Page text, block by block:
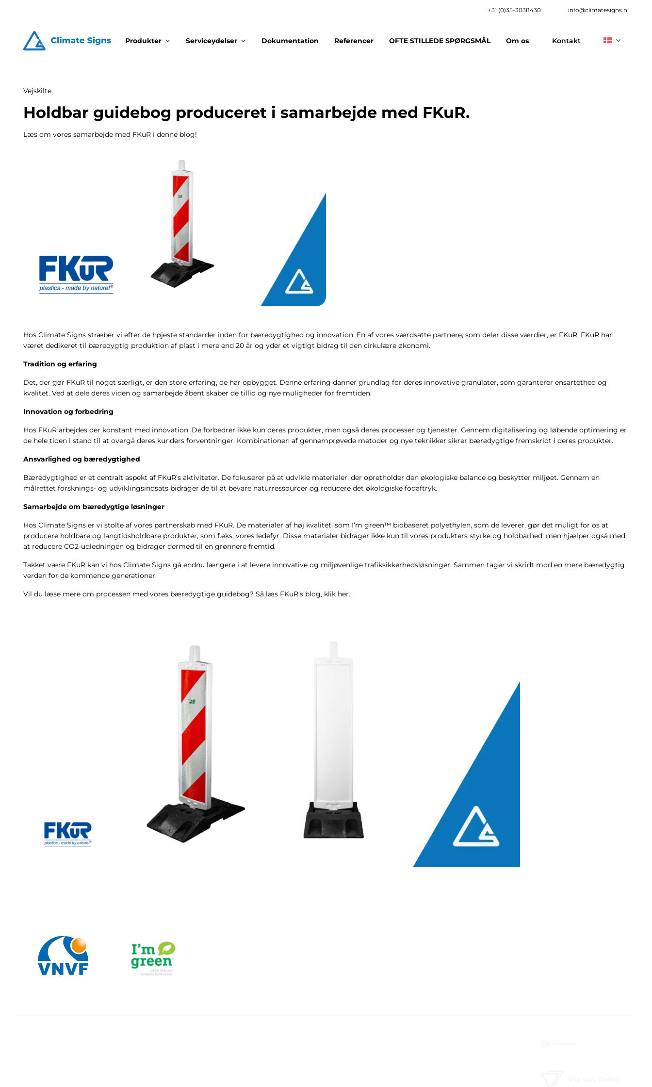
+31 (0)35-3038430 info@climatesigns.nl
Produkter Serviceydelser Dokumentation Referencer OFTE STILLEDE SPØRGSMÅL Om os Kontakt
Vejskilte
Holdbar guidebog produceret i samarbejde med FKuR.
Læs om vores samarbejde med FKuR i denne blog!
Hos Climate Signs stræber vi efter de højeste standarder inden for bæredygtighed og innovation. En af vores værdsatte partnere, som deler disse værdier, er FKuR. FKuR har
været dedikeret til bæredygtig produktion af plast i mere end 20 år og yder et vigtigt bidrag til den cirkulære økonomi.
Tradition og erfaring
Det, der gør FKuR til noget særligt, er den store erfaring, de har opbygget. Denne erfaring danner grundlag for deres innovative granulater, som garanterer ensartethed og
kvalitet. Ved at dele deres viden og samarbejde åbent skaber de tillid og nye muligheder for fremtiden.
Innovation og forbedring
Hos FKuR arbejdes der konstant med innovation. De forbedrer ikke kun deres produkter, men også deres processer og tjenester. Gennem digitalisering og løbende optimering er
de hele tiden i stand til at overgå deres kunders forventninger. Kombinationen af gennemprøvede metoder og nye teknikker sikrer bæredygtige fremskridt i deres produkter.
Ansvarlighed og bæredygtighed
Bæredygtighed er et centralt aspekt af FKuR’s aktiviteter. De fokuserer på at udvikle materialer, der opretholder den økologiske balance og beskytter miljøet. Gennem en
målrettet forsknings- og udviklingsindsats bidrager de til at bevare naturressourcer og reducere det økologiske fodaftryk.
Samarbejde om bæredygtige løsninger
Hos Climate Signs er vi stolte af vores partnerskab med FKuR. De materialer af høj kvalitet, som I’m green™ biobaseret polyethylen, som de leverer, gør det muligt for os at
producere holdbare og langtidsholdbare produkter, som f.eks. vores ledefyr. Disse materialer bidrager ikke kun til vores produkters styrke og holdbarhed, men hjælper også med
at reducere CO2-udledningen og bidrager dermed til en grønnere fremtid.
Takket være FKuR kan vi hos Climate Signs gå endnu længere i at levere innovative og miljøvenlige trafiksikkerhedsløsninger. Sammen tager vi skridt mod en mere bæredygtig
verden for de kommende generationer.
Vil du læse mere om processen med vores bæredygtige guidebog? Så læs FKuR’s blog, klik her.